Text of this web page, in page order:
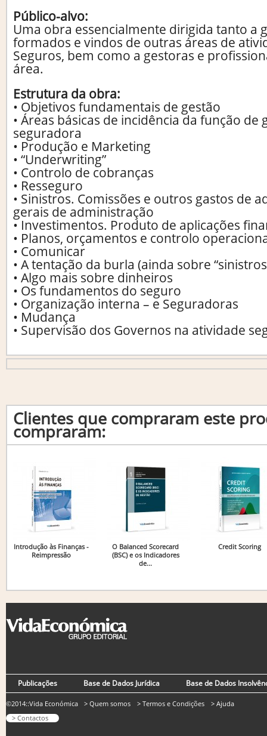
Público-alvo:
Uma obra essencialmente dirigida tanto a
formados e vindos de outras áreas de
Seguros, bem como a gestoras e
área.
Estrutura da obra:
• Objetivos fundamentais de gestão
• Áreas básicas de incidência da função
seguradora
• Produção e Marketing
• “Underwriting”
• Controlo de cobranças
• Resseguro
• Sinistros. Comissões e outros gastos de
gerais de administração
• Investimentos. Produto de aplicações
• Planos, orçamentos e controlo
• Comunicar
• A tentação da burla (ainda sobre
• Algo mais sobre dinheiros
• Os fundamentos do seguro
• Organização interna – e Seguradoras
• Mudança
• Supervisão dos Governos na atividade
Clientes que compraram este
compraram:
Introdução às Finanças -
Reimpressão
O Balanced Scorecard
(BSC) e os Indicadores
de...
Credit Scoring
Publicações Base de Dados Jurídica Base de Dados
©2014::Vida Económica
> Contactos
> Quem somos > Termos e Condições > Ajuda